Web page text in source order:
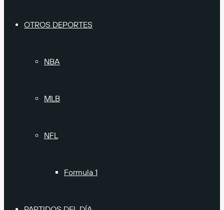
OTROS DEPORTES
NBA
MLB
NFL
Formula 1